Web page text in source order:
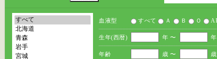
血液型 すべて Ａ Ｂ Ｏ
生年(西暦) 年 〜
年齢 歳 〜 歳